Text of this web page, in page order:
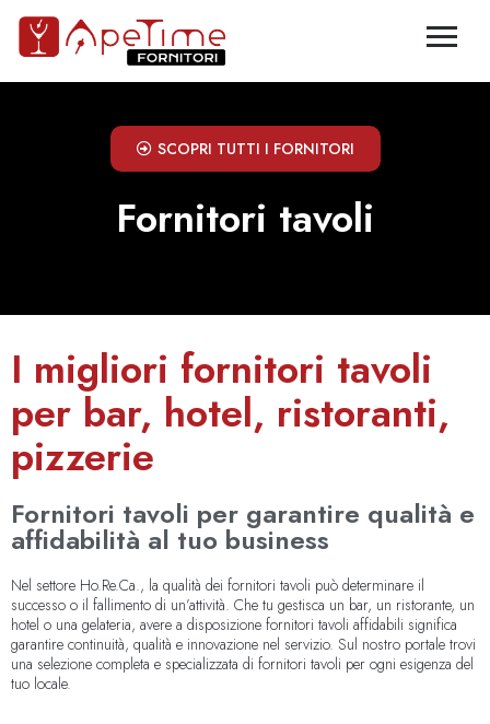
SCOPRI TUTTI I FORNITORI
Fornitori tavoli
I migliori fornitori tavoli
per bar, hotel, ristoranti,
pizzerie
Fornitori tavoli per garantire qualità e
affidabilità al tuo business
Nel settore Ho.Re.Ca., la qualità dei fornitori tavoli può determinare il
successo o il fallimento di un’attività. Che tu gestisca un bar, un ristorante, un
hotel o una gelateria, avere a disposizione fornitori tavoli affidabili significa
garantire continuità, qualità e innovazione nel servizio. Sul nostro portale trovi
una selezione completa e specializzata di fornitori tavoli per ogni esigenza del
tuo locale.